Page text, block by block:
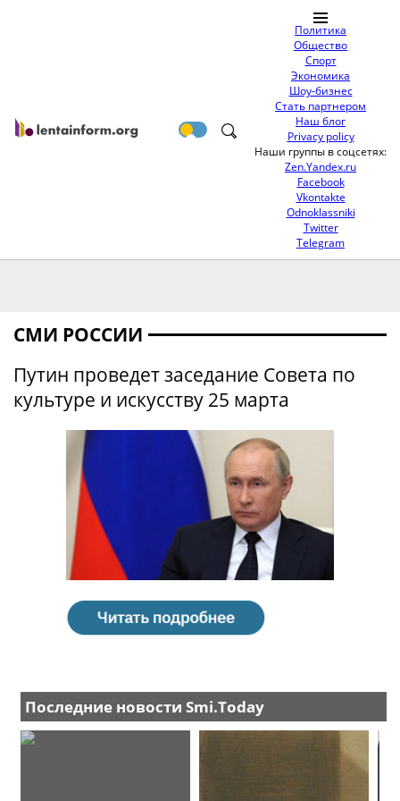
Политика
Общество
Спорт
Экономика
Шоу-бизнес
Стать партнером
Наш блог
Privacy policy
Наши группы в соцсетях:
Zen.Yandex.ru
Facebook
Vkontakte
Odnoklassniki
Twitter
Telegram
СМИ РОССИИ
Путин проведет заседание Совета по
культуре и искусству 25 марта